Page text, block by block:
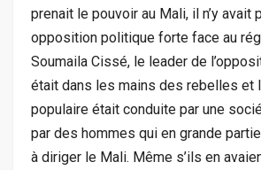
prenait le pouvoir au Mali, il n’y avait
opposition politique forte face au
Soumaila Cissé, le leader de
était dans les mains des rebelles et
populaire était conduite par une
par des hommes qui en grande
à diriger le Mali. Même s’ils en